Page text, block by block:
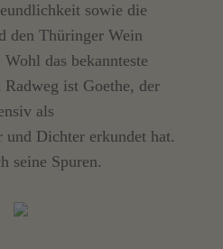
sowie die
den Thüringer Wein
das bekannteste
ist Goethe, der
als
und Dichter erkundet hat.
seine Spuren.